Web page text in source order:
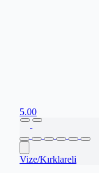
5.00
Vize/Kırklareli